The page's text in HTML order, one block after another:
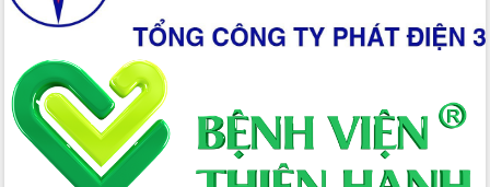
Chương trình “Gặp gỡ hữu nghị –
Friendship Meeting New Year 2026”
Bầu cử Quốc hội và HĐND: Cử tri Đắk
Lắk gửi gắm niềm tin, kỳ vọng vào lá
phiếu
Đắk Lắk sẵn sàng các điều kiện cho
Ngày hội bầu cử đại biểu Quốc hội
khóa XVI và HĐND các cấp nhiệm kỳ